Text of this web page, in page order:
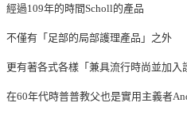
經過109年的時間Scholl的產品
不僅有「足部的局部護理產品」之外
更有著各式各樣「兼具流行時尚並加入
在60年代時普普教父也是實用主義者